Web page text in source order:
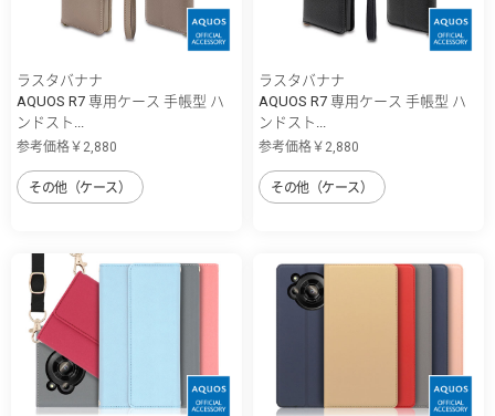
ラスタバナナ
AQUOS R7 専用ケース 手帳型 ハ
ンドスト...
参考価格￥2,880
その他（ケース）
ラスタバナナ
AQUOS R7 専用ケース 手帳型 ハ
ンドスト...
参考価格￥2,880
その他（ケース）